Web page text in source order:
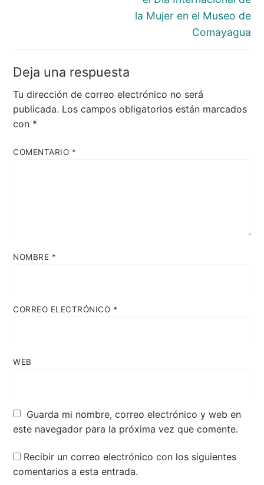
la Mujer en el Museo de
Comayagua
Deja una respuesta
Tu dirección de correo electrónico no será
publicada. Los campos obligatorios están marcados
con *
COMENTARIO *
NOMBRE *
CORREO ELECTRÓNICO *
WEB
Guarda mi nombre, correo electrónico y web en
este navegador para la próxima vez que comente.
Recibir un correo electrónico con los siguientes
comentarios a esta entrada.